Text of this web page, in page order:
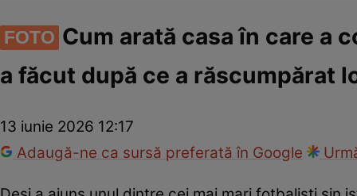
FOTO Cum arată casa în care a
a făcut după ce a răscumpărat
13 iunie 2026 12:17
Adaugă-ne ca sursă preferată în Google